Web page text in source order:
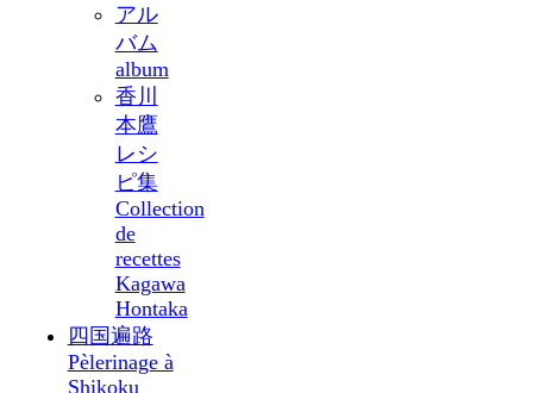
アル
バム
album
香川
本鷹
レシ
ピ集
Collection
de
recettes
Kagawa
Hontaka
四国遍路
Pèlerinage à
Shikoku